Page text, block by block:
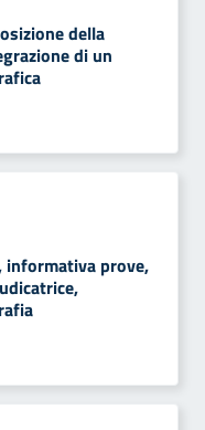
della
di un
informativa prove,